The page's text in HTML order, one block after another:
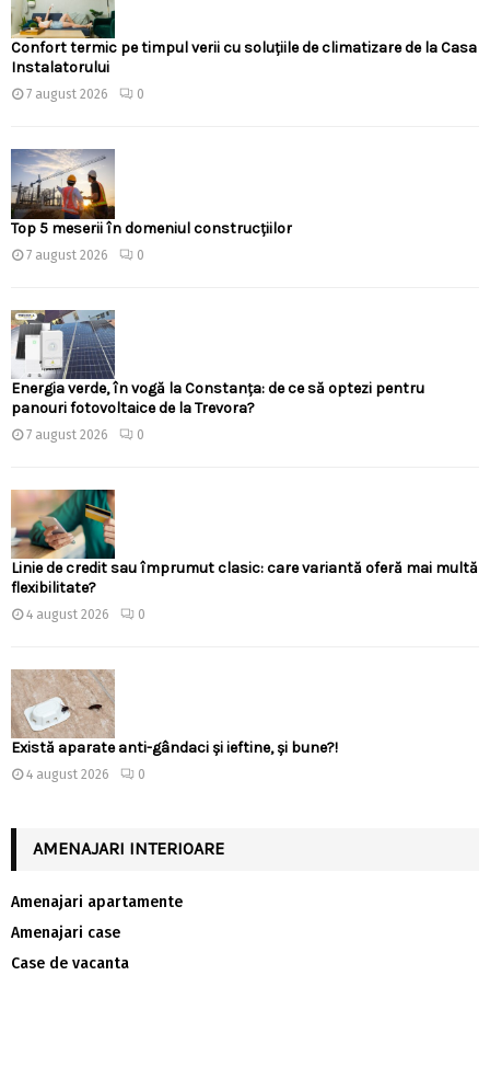
Confort termic pe timpul verii cu soluțiile de climatizare de la Casa
Instalatorului
7 august 2026 0
Top 5 meserii în domeniul construcțiilor
7 august 2026 0
Energia verde, în vogă la Constanța: de ce să optezi pentru
panouri fotovoltaice de la Trevora?
7 august 2026 0
Linie de credit sau împrumut clasic: care variantă oferă mai multă
flexibilitate?
4 august 2026 0
Există aparate anti-gândaci și ieftine, și bune?!
4 august 2026 0
AMENAJARI INTERIOARE
Amenajari apartamente
Amenajari case
Case de vacanta